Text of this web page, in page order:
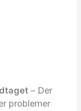
– Der
problemer